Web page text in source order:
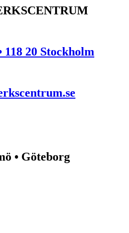
118 20 Stockholm
• Göteborg